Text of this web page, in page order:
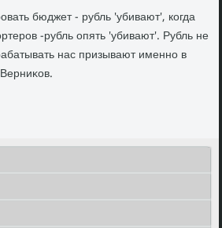
бюджет - рубль 'убивают', когда
-рубль опять 'убивают'. Рубль не
нас призывают именно в